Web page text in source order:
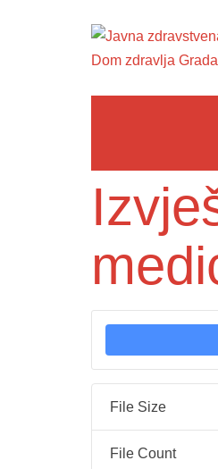
File Size
File Count